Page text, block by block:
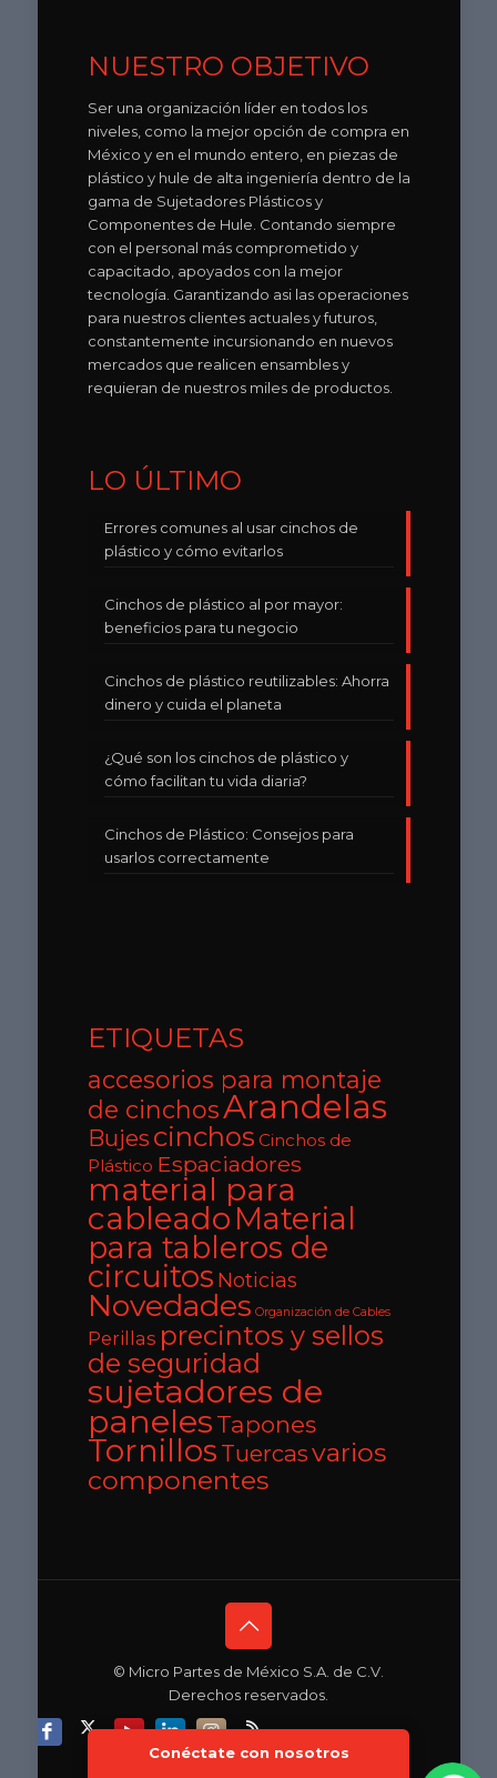
NUESTRO OBJETIVO
Ser una organización líder en todos los
niveles, como la mejor opción de compra en
México y en el mundo entero, en piezas de
plástico y hule de alta ingeniería dentro de la
gama de Sujetadores Plásticos y
Componentes de Hule. Contando siempre
con el personal más comprometido y
capacitado, apoyados con la mejor
tecnología. Garantizando asi las operaciones
para nuestros clientes actuales y futuros,
constantemente incursionando en nuevos
mercados que realicen ensambles y
requieran de nuestros miles de productos.
LO ÚLTIMO
Errores comunes al usar cinchos de
plástico y cómo evitarlos
Cinchos de plástico al por mayor:
beneficios para tu negocio
Cinchos de plástico reutilizables: Ahorra
dinero y cuida el planeta
¿Qué son los cinchos de plástico y
cómo facilitan tu vida diaria?
Cinchos de Plástico: Consejos para
usarlos correctamente
ETIQUETAS
accesorios para montaje
de cinchosArandelas
Bujes cinchos Cinchos de
Plástico Espaciadores
material para
cableadoMaterial
para tableros de
circuitos Noticias
Novedades Organización de Cables
Perillas precintos y sellos
de seguridad
sujetadores de
paneles Tapones
Tornillos Tuercasvarios
componentes
Conéctate con nosotros
© Micro Partes de México S.A. de C.V.
Derechos reservados.